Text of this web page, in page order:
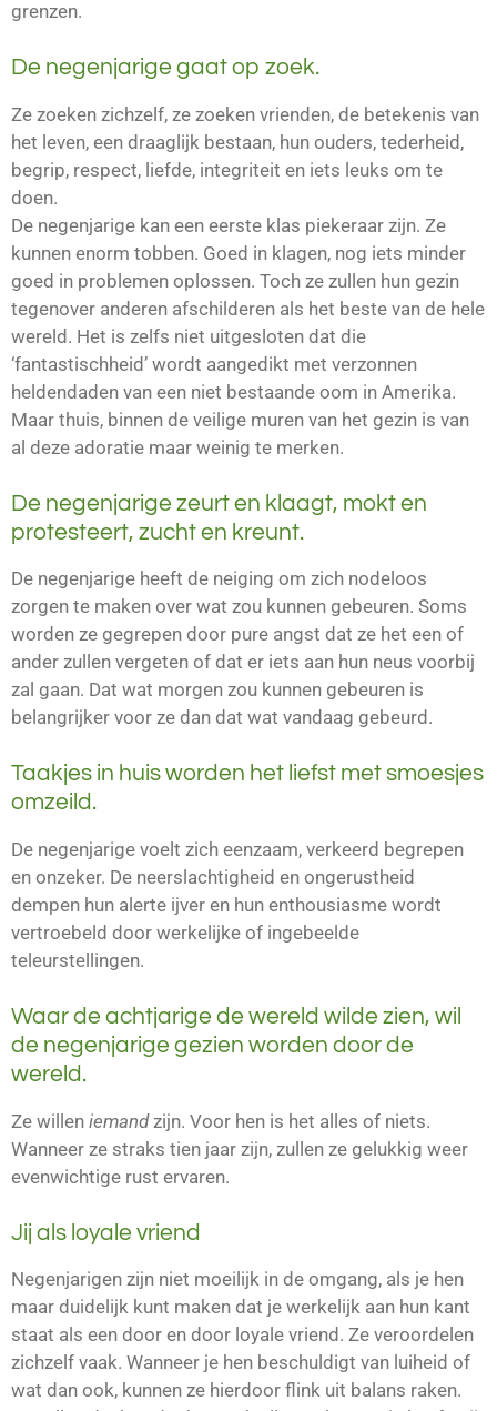
grenzen.
De negenjarige gaat op zoek.
Ze zoeken zichzelf, ze zoeken vrienden, de betekenis van
het leven, een draaglijk bestaan, hun ouders, tederheid,
begrip, respect, liefde, integriteit en iets leuks om te
doen.
De negenjarige kan een eerste klas piekeraar zijn. Ze
kunnen enorm tobben. Goed in klagen, nog iets minder
goed in problemen oplossen. Toch ze zullen hun gezin
tegenover anderen afschilderen als het beste van de hele
wereld. Het is zelfs niet uitgesloten dat die
‘fantastischheid’ wordt aangedikt met verzonnen
heldendaden van een niet bestaande oom in Amerika.
Maar thuis, binnen de veilige muren van het gezin is van
al deze adoratie maar weinig te merken.
De negenjarige zeurt en klaagt, mokt en
protesteert, zucht en kreunt.
De negenjarige heeft de neiging om zich nodeloos
zorgen te maken over wat zou kunnen gebeuren. Soms
worden ze gegrepen door pure angst dat ze het een of
ander zullen vergeten of dat er iets aan hun neus voorbij
zal gaan. Dat wat morgen zou kunnen gebeuren is
belangrijker voor ze dan dat wat vandaag gebeurd.
Taakjes in huis worden het liefst met smoesjes
omzeild.
De negenjarige voelt zich eenzaam, verkeerd begrepen
en onzeker. De neerslachtigheid en ongerustheid
dempen hun alerte ijver en hun enthousiasme wordt
vertroebeld door werkelijke of ingebeelde
teleurstellingen.
Waar de achtjarige de wereld wilde zien, wil
de negenjarige gezien worden door de
wereld.
Ze willen iemandzijn. Voor hen is het alles of niets.
Wanneer ze straks tien jaar zijn, zullen ze gelukkig weer
evenwichtige rust ervaren.
Jij als loyale vriend
Negenjarigen zijn niet moeilijk in de omgang, als je hen
maar duidelijk kunt maken dat je werkelijk aan hun kant
staat als een door en door loyale vriend. Ze veroordelen
zichzelf vaak. Wanneer je hen beschuldigt van luiheid of
wat dan ook, kunnen ze hierdoor flink uit balans raken.